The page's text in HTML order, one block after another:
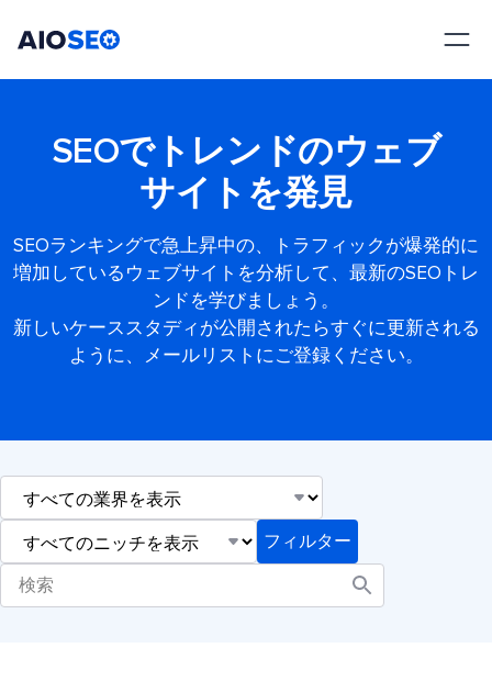
SEOでトレンドのウェブ
サイトを発見
SEOランキングで急上昇中の、トラフィックが爆発的に
増加しているウェブサイトを分析して、最新のSEOトレ
ンドを学びましょう。
新しいケーススタディが公開されたらすぐに更新される
ように、メールリストにご登録ください。